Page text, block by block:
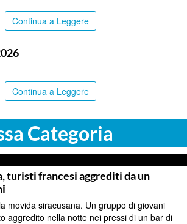
Continua a Leggere
Continua a Leggere
Categoria
turisti francesi aggrediti da un
movida siracusana. Un gruppo di giovani
aggredito nella notte nei pressi di un bar di